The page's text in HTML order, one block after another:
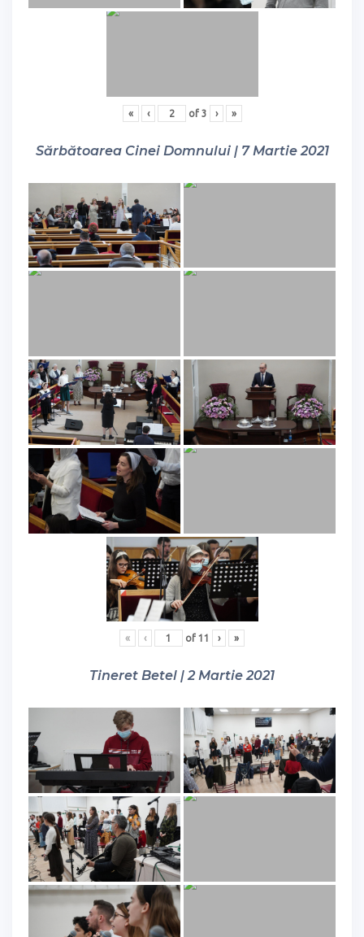
« ‹ of 3 › »
Sărbătoarea Cinei Domnului | 7 Martie 2021
« ‹ of 11 › »
Tineret Betel | 2 Martie 2021